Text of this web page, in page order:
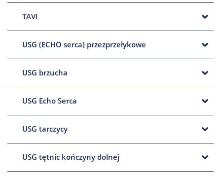
TAVI
USG (ECHO serca) przezprzełykowe
USG brzucha
USG Echo Serca
USG tarczycy
USG tętnic kończyny dolnej